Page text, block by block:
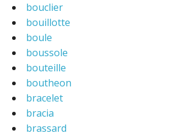
bouclier
bouillotte
boule
boussole
bouteille
boutheon
bracelet
bracia
brassard